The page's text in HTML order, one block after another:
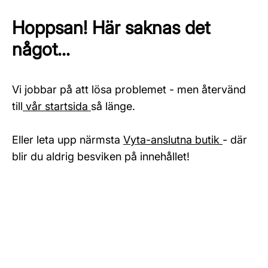
Hoppsan! Här saknas det
något...
Vi jobbar på att lösa problemet - men återvänd
till vår startsida så länge.
Eller leta upp närmsta Vyta-anslutna butik - där
blir du aldrig besviken på innehållet!